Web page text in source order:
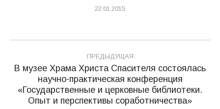
22.01.2015
Навигация
по
записям
ПРЕДЫДУЩАЯ
Предыдущая
запись:
В музее Храма Христа Спасителя состоялась
научно-практическая конференция
«Государственные и церковные библиотеки.
Опыт и перспективы соработничества»